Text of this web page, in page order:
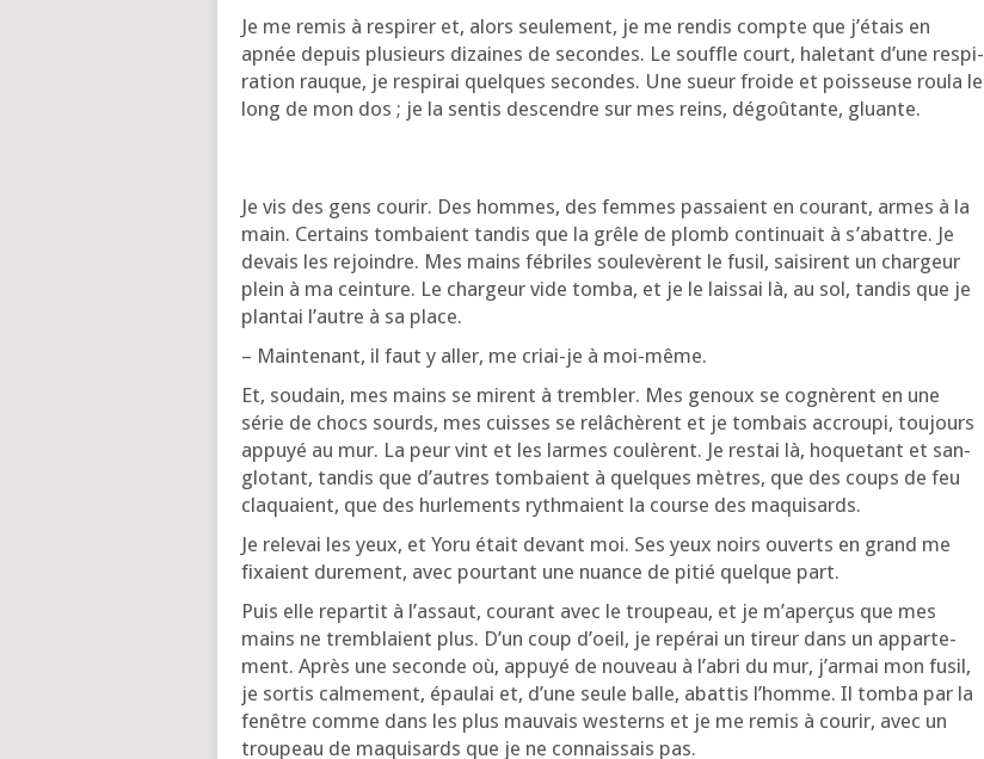
Je me remis à res­pi­rer et, alors seule­ment, je me ren­dis compte que j’é­tais en
apnée depuis plu­sieurs dizaines de secondes. Le souffle court, hale­tant d’une res­pi­
ra­tion rauque, je res­pi­rai quelques secondes. Une sueur froide et pois­seuse rou­la le
long de mon dos ; je la sen­tis des­cendre sur mes reins, dégoû­tante, gluante.
Je vis des gens cou­rir. Des hommes, des femmes pas­saient en cou­rant, armes à la
main. Cer­tains tom­baient tan­dis que la grêle de plomb conti­nuait à s’a­battre. Je
devais les rejoindre. Mes mains fébriles sou­le­vèrent le fusil, sai­sirent un char­geur
plein à ma cein­ture. Le char­geur vide tom­ba, et je le lais­sai là, au sol, tan­dis que je
plan­tai l’autre à sa place.
– Main­te­nant, il faut y aller, me criai-je à moi-même.
Et, sou­dain, mes mains se mirent à trem­bler. Mes genoux se cognèrent en une
série de chocs sourds, mes cuisses se relâ­chèrent et je tom­bais accrou­pi, tou­jours
appuyé au mur. La peur vint et les larmes cou­lèrent. Je res­tai là, hoque­tant et san­
glo­tant, tan­dis que d’autres tom­baient à quelques mètres, que des coups de feu
cla­quaient, que des hur­le­ments ryth­maient la course des maquisards.
Je rele­vai les yeux, et Yoru était devant moi. Ses yeux noirs ouverts en grand me
fixaient dure­ment, avec pour­tant une nuance de pitié quelque part.
Puis elle repar­tit à l’as­saut, cou­rant avec le trou­peau, et je m’a­per­çus que mes
mains ne trem­blaient plus. D’un coup d’oeil, je repé­rai un tireur dans un appar­te­
ment. Après une seconde où, appuyé de nou­veau à l’a­bri du mur, j’ar­mai mon fusil,
je sor­tis cal­me­ment, épau­lai et, d’une seule balle, abat­tis l’homme. Il tom­ba par la
fenêtre comme dans les plus mau­vais wes­terns et je me remis à cou­rir, avec un
trou­peau de maqui­sards que je ne connais­sais pas.